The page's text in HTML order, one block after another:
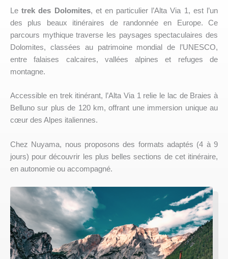
Letrek des Dolomites, et en particulier l’Alta Via 1, est l’un
des plus beaux itinéraires de randonnée en Europe. Ce
parcours mythique traverse les paysages spectaculaires des
Dolomites, classées au patrimoine mondial de l’UNESCO,
entre falaises calcaires, vallées alpines et refuges de
montagne.
Accessible en trek itinérant, l’Alta Via 1 relie le lac de Braies à
Belluno sur plus de 120 km, offrant une immersion unique au
cœur des Alpes italiennes.
Chez Nuyama, nous proposons des formats adaptés (4 à 9
jours) pour découvrir les plus belles sections de cet itinéraire,
en autonomie ou accompagné.